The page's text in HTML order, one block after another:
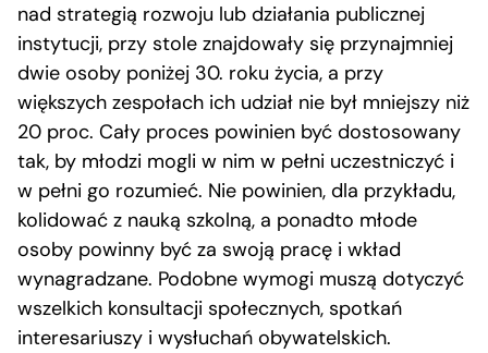
nad strategią rozwoju lub działania publicznej
instytucji, przy stole znajdowały się przynajmniej
dwie osoby poniżej 30. roku życia, a przy
większych zespołach ich udział nie był mniejszy niż
20 proc. Cały proces powinien być dostosowany
tak, by młodzi mogli w nim w pełni uczestniczyć i
w pełni go rozumieć. Nie powinien, dla przykładu,
kolidować z nauką szkolną, a ponadto młode
osoby powinny być za swoją pracę i wkład
wynagradzane. Podobne wymogi muszą dotyczyć
wszelkich konsultacji społecznych, spotkań
interesariuszy i wysłuchań obywatelskich.